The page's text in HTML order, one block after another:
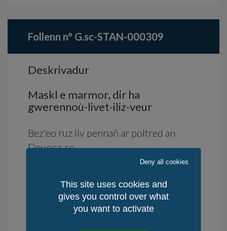
Follenn n° G.sc-STAN-000309
Deskrivadur
Maskl e marmor, dir ha
gwerennoù-livet-iliz-veur
Bez'eo ruz liv pennañ ar poltred an
Doueez-se.
Sinadur arzour ha sinadur diouzhoc'h
war an oberenn.
This site uses cookies and
gives you control over what
you want to activate
Deny all cookies